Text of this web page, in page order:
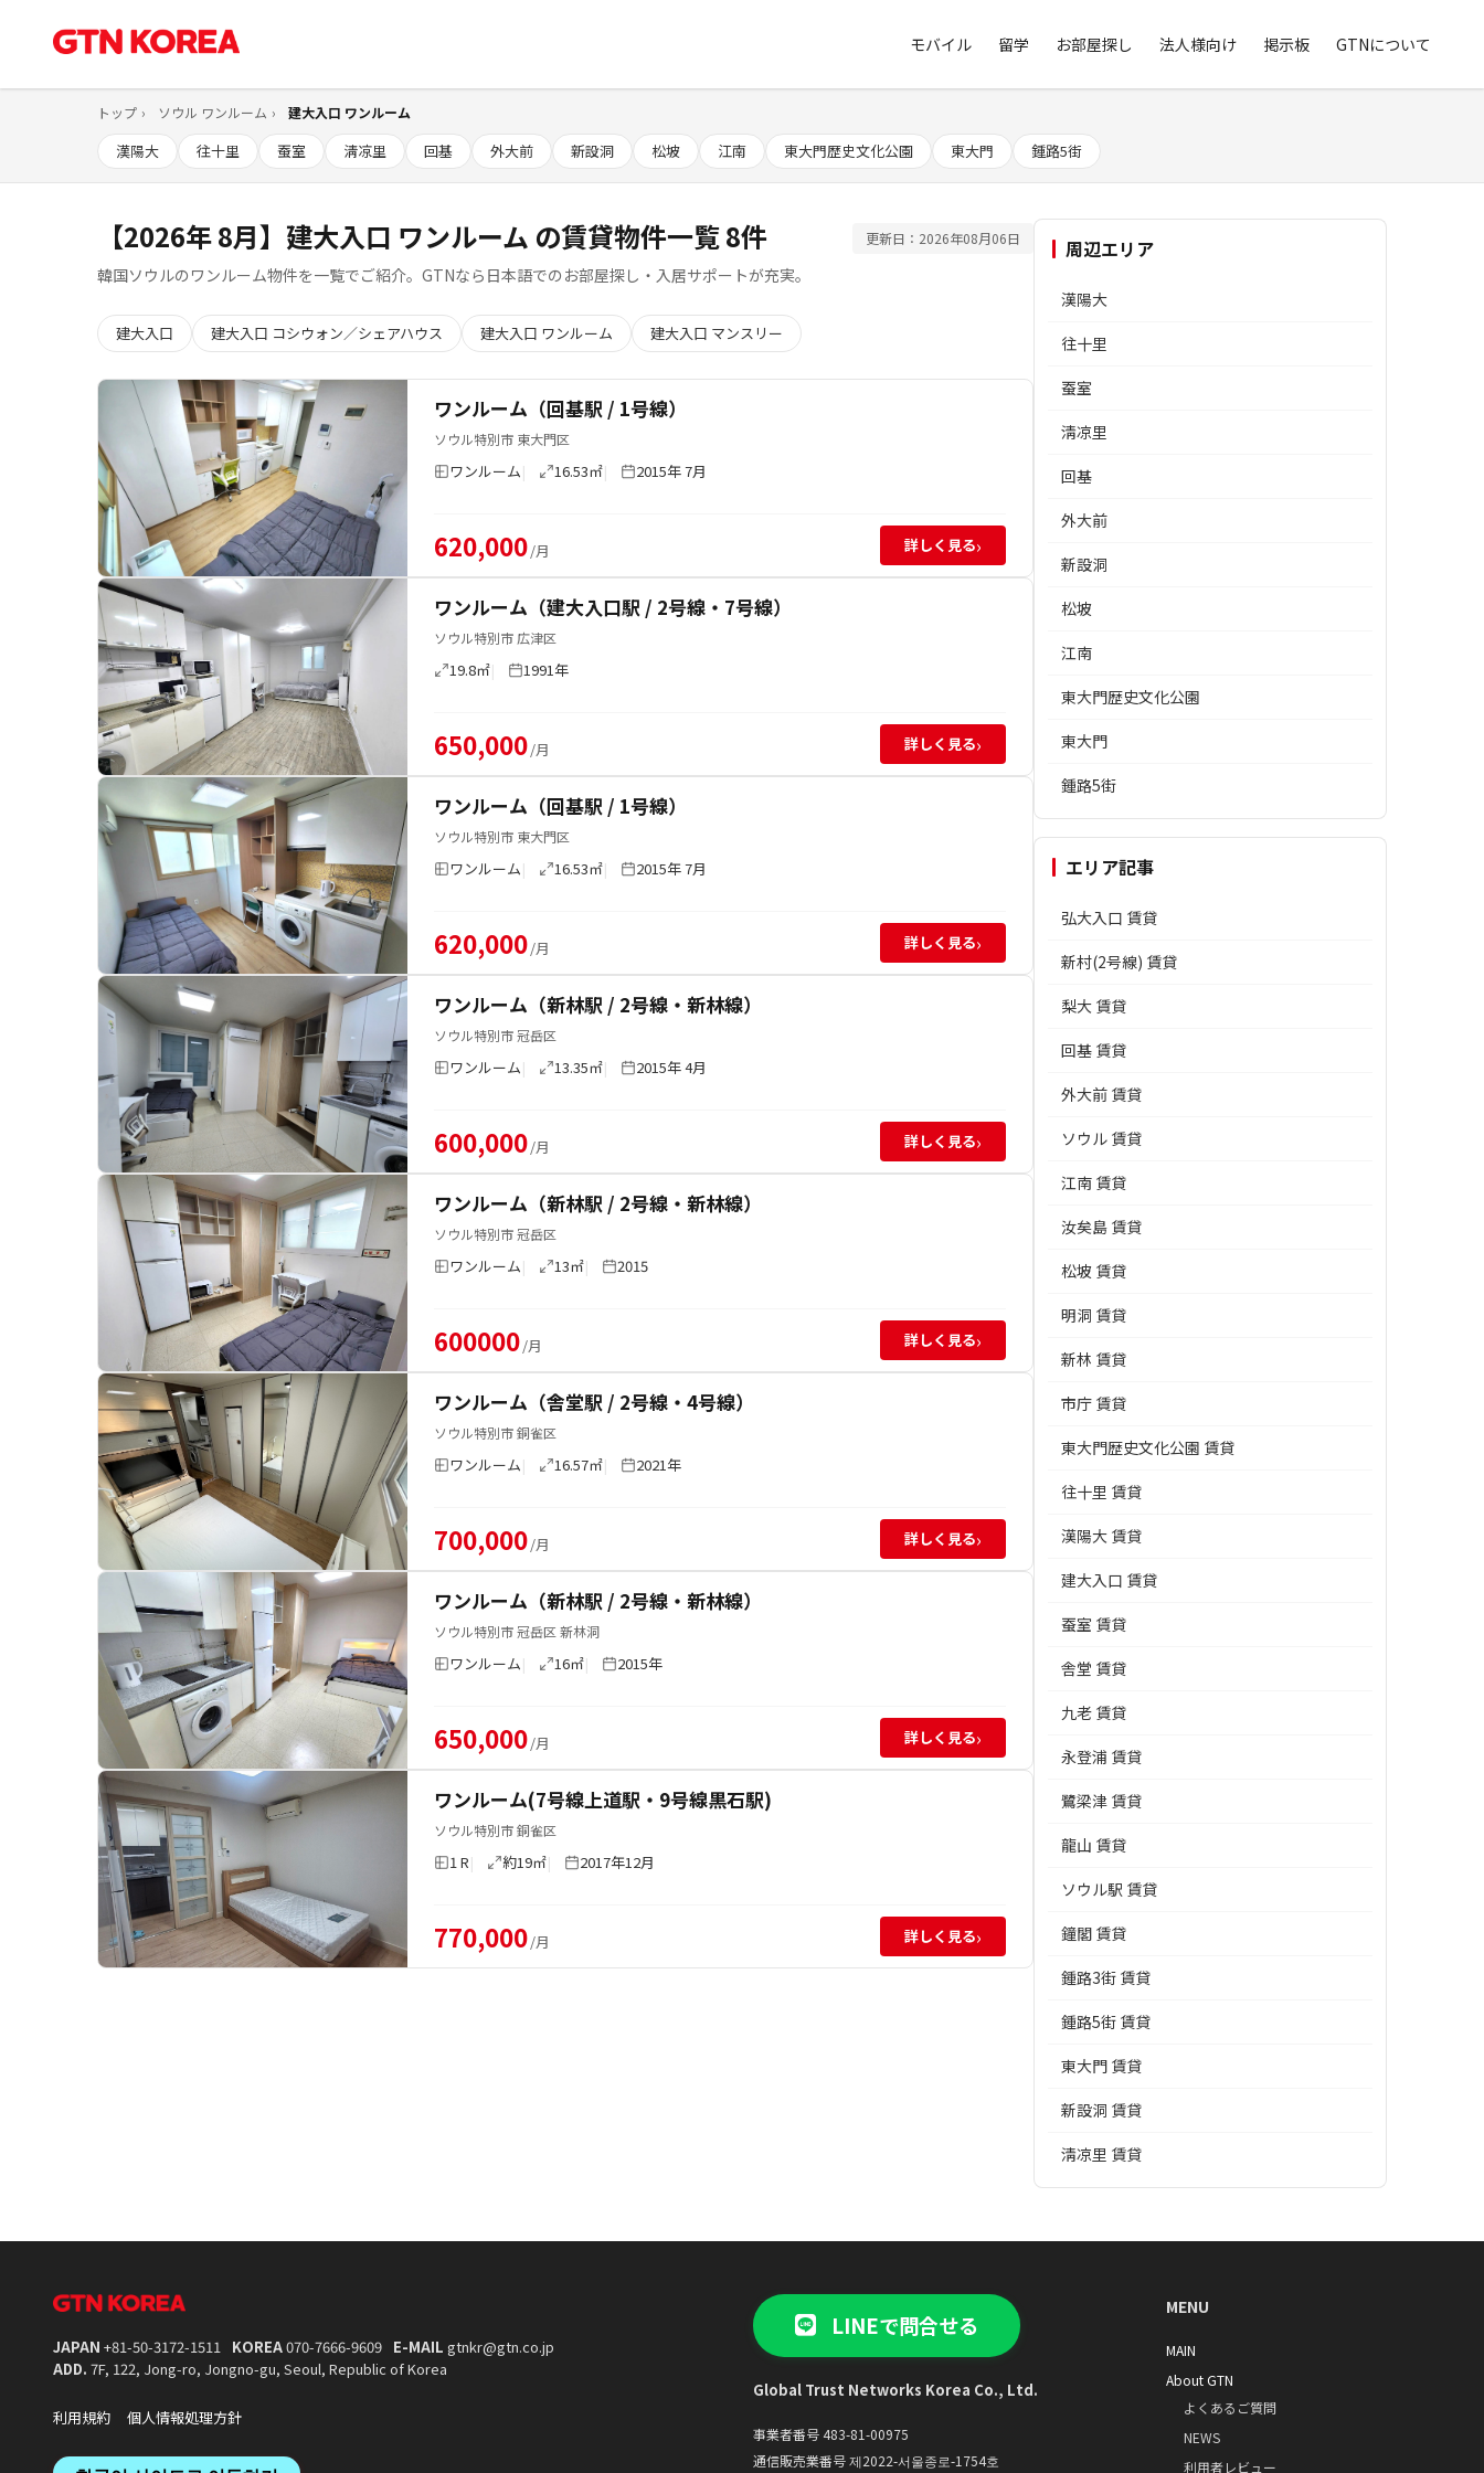
モバイル 留学 お部屋探し 法人様向け 掲示板 GTNについて
トップ ソウル ワンルーム 建大入口 ワンルーム
漢陽大 往十里 蚕室 淸凉里 回基 外大前 新設洞 松坡 江南 東大門歴史文化公園 東大門 鍾路5街
【2026年 8月】建大入口 ワンルーム の賃貸物件一覧 8件
韓国ソウルのワンルーム物件を一覧でご紹介。GTNなら日本語でのお部屋探し・入居サポートが充実。
更新日：2026年08月06日
建大入口 建大入口 コシウォン／シェアハウス 建大入口 ワンルーム 建大入口 マンスリー
ワンルーム（回基駅 / 1号線）
ソウル特別市 東大門区
ワンルーム 16.53㎡ 2015年 7月
620,000/月 詳しく見る›
ワンルーム（建大入口駅 / 2号線・7号線）
ソウル特別市 広津区
19.8㎡ 1991年
650,000/月 詳しく見る›
ワンルーム（回基駅 / 1号線）
ソウル特別市 東大門区
ワンルーム 16.53㎡ 2015年 7月
620,000/月 詳しく見る›
ワンルーム（新林駅 / 2号線・新林線）
ソウル特別市 冠岳区
ワンルーム 13.35㎡ 2015年 4月
600,000/月 詳しく見る›
ワンルーム（新林駅 / 2号線・新林線）
ソウル特別市 冠岳区
ワンルーム 13㎡ 2015
600000/月 詳しく見る›
ワンルーム（舎堂駅 / 2号線・4号線）
ソウル特別市 銅雀区
ワンルーム 16.57㎡ 2021年
700,000/月 詳しく見る›
ワンルーム（新林駅 / 2号線・新林線）
ソウル特別市 冠岳区 新林洞
ワンルーム 16㎡ 2015年
650,000/月 詳しく見る›
ワンルーム(7号線上道駅・9号線黒石駅)
ソウル特別市 銅雀区
1 R 約19㎡ 2017年12月
770,000/月 詳しく見る›
周辺エリア
漢陽大
往十里
蚕室
淸凉里
回基
外大前
新設洞
松坡
江南
東大門歴史文化公園
東大門
鍾路5街
エリア記事
弘大入口 賃貸
新村(2号線) 賃貸
梨大 賃貸
回基 賃貸
外大前 賃貸
ソウル 賃貸
江南 賃貸
汝矣島 賃貸
松坡 賃貸
明洞 賃貸
新林 賃貸
市庁 賃貸
東大門歴史文化公園 賃貸
往十里 賃貸
漢陽大 賃貸
建大入口 賃貸
蚕室 賃貸
舎堂 賃貸
九老 賃貸
永登浦 賃貸
鷺梁津 賃貸
龍山 賃貸
ソウル駅 賃貸
鐘閣 賃貸
鍾路3街 賃貸
鍾路5街 賃貸
東大門 賃貸
新設洞 賃貸
淸凉里 賃貸
JAPAN +81-50-3172-1511 KOREA070-7666-9609 E-MAIL gtnkr@gtn.co.jp
ADD. 7F, 122, Jong-ro, Jongno-gu, Seoul, Republic of Korea
利用規約 個人情報処理方針
LINEで問合せる
Global Trust Networks Korea Co., Ltd.
事業者番号 483-81-00975
通信販売業番号 제2022-서울종로-1754호
MENU
MAIN
About GTN
よくあるご質問
NEWS
利用者レビュー